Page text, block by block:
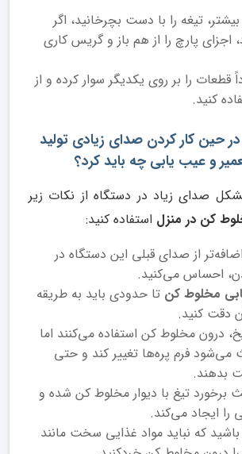
تیغه را با دست بچرخانید، اگر
اجزای پارچ را از هم باز و گریس کاری
را بر روی یکدیگر سوار کرده و از
کنید.
حین کار کردن صدای زیادی تولید
و عیب یابی چه باید کرد؟
صدای زیاد در دستگاه از نکات زیر
کن در منزل استفاده کنید:
از صدای قبلی این دستگاه در
احساس می‌کنید.
مخلوط کن تا حدودی باید به طریقه
دقت کنید.
درون مخلوط کن استفاده می‌کنند اما
می‌شود فرم پره‌ها تغییر کند و حتی
بدهند.
برخورد تیغ با دیوار مخلوط کن شده و
ایجاد می‌کند.
که نباید مواد غذایی سخت مانند